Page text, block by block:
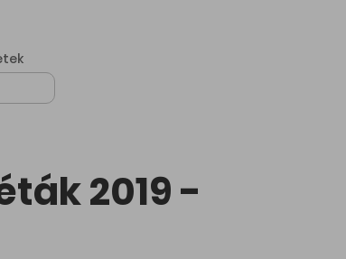
2019 -